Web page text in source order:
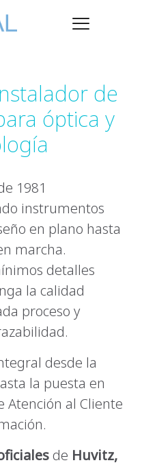
de
óptica y
1981
instrumentos
en plano hasta
marcha.
detalles
la calidad
proceso y
desde la
la puesta en
Atención al Cliente
de Huvitz,